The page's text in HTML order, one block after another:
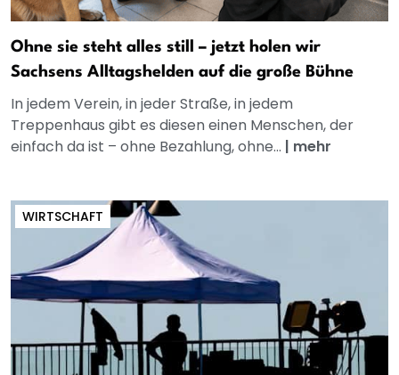
Ohne sie steht alles still – jetzt holen wir
Sachsens Alltagshelden auf die große Bühne
In jedem Verein, in jeder Straße, in jedem
Treppenhaus gibt es diesen einen Menschen, der
einfach da ist – ohne Bezahlung, ohne... | mehr
WIRTSCHAFT